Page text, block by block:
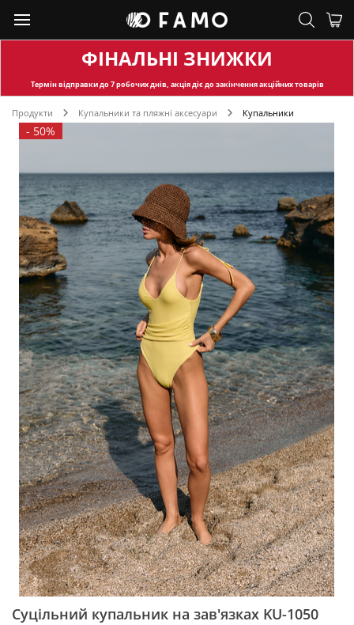
ФІНАЛЬНІ ЗНИЖКИ
Термін відправкидо 7 робочих днів, акція діє до закінчення акційних товарів
Продукти Купальники та пляжні аксесуари Купальники
- 50%
Суцільний купальник на зав'язках KU-1050